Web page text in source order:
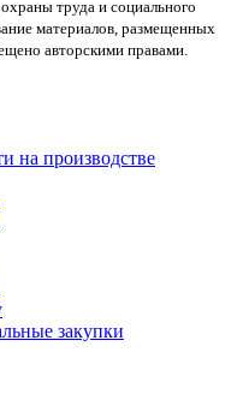
труда и социального
материалов, размещенных
авторскими правами.
на производстве
закупки